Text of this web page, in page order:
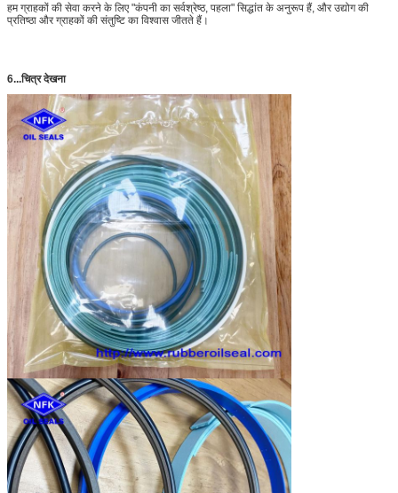
हम ग्राहकों की सेवा करने के लिए "कंपनी का सर्वश्रेष्ठ, पहला" सिद्धांत के अनुरूप हैं, और उद्योग की
प्रतिष्ठा और ग्राहकों की संतुष्टि का विश्वास जीतते हैं।
6...चित्र देखना